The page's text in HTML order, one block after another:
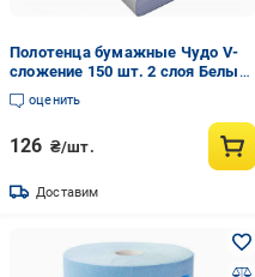
Полотенца бумажные Чудо V-
сложение 150 шт. 2 слоя Белый
(992839)
оценить
126 ₴/шт.
Доставим